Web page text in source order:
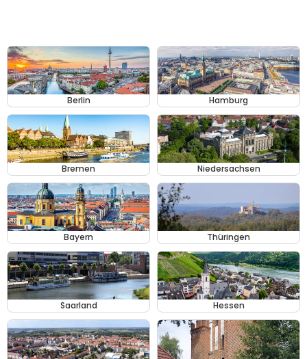
Berlin Hamburg
Bremen Niedersachsen
Bayern Thüringen
Saarland Hessen